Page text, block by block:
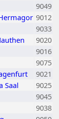
9049
9012
9033
9020
9016
9075
9021
Saal
9025
9045
9038